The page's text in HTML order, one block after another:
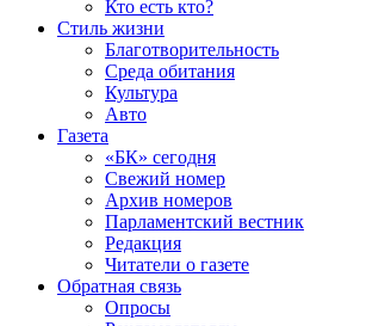
Кто есть кто?
Стиль жизни
Благотворительность
Среда обитания
Культура
Авто
Газета
«БК» сегодня
Свежий номер
Архив номеров
Парламентский вестник
Редакция
Читатели о газете
Обратная связь
Опросы